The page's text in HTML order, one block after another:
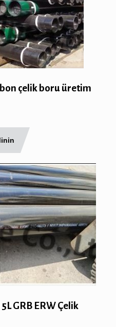
çelik boru üretim
GRB ERW Çelik